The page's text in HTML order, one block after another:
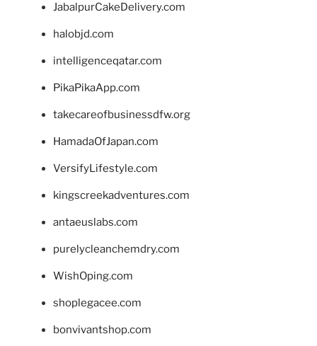
JabalpurCakeDelivery.com
halobjd.com
intelligenceqatar.com
PikaPikaApp.com
takecareofbusinessdfw.org
HamadaOfJapan.com
VersifyLifestyle.com
kingscreekadventures.com
antaeuslabs.com
purelycleanchemdry.com
WishOping.com
shoplegacee.com
bonvivantshop.com